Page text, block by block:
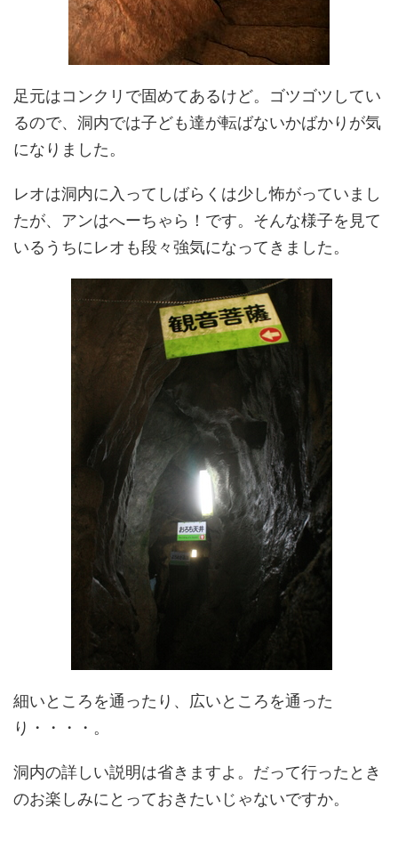
足元はコンクリで固めてあるけど。ゴツゴツしてい
るので、洞内では子ども達が転ばないかばかりが気
になりました。
レオは洞内に入ってしばらくは少し怖がっていまし
たが、アンはへーちゃら！です。そんな様子を見て
いるうちにレオも段々強気になってきました。
細いところを通ったり、広いところを通った
り・・・・。
洞内の詳しい説明は省きますよ。だって行ったとき
のお楽しみにとっておきたいじゃないですか。